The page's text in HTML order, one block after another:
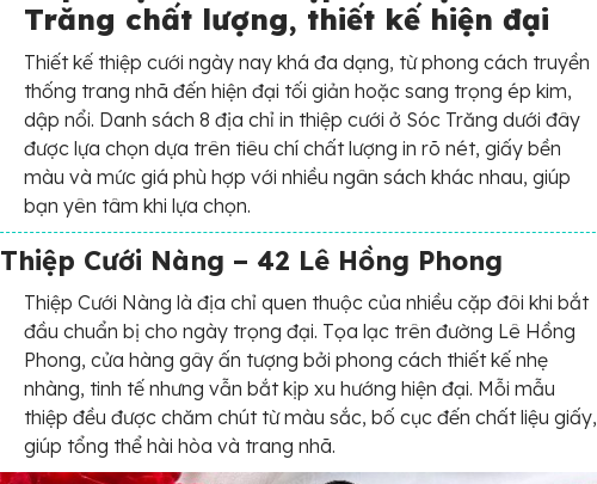
Trăng chất lượng, thiết kế hiện đại
Thiết kế thiệp cưới ngày nay khá đa dạng, từ phong cách truyền
thống trang nhã đến hiện đại tối giản hoặc sang trọng ép kim,
dập nổi. Danh sách 8 địa chỉ in thiệp cưới ở Sóc Trăng dưới đây
được lựa chọn dựa trên tiêu chí chất lượng in rõ nét, giấy bền
màu và mức giá phù hợp với nhiều ngân sách khác nhau, giúp
bạn yên tâm khi lựa chọn.
Thiệp Cưới Nàng – 42 Lê Hồng Phong
Thiệp Cưới Nàng là địa chỉ quen thuộc của nhiều cặp đôi khi bắt
đầu chuẩn bị cho ngày trọng đại. Tọa lạc trên đường Lê Hồng
Phong, cửa hàng gây ấn tượng bởi phong cách thiết kế nhẹ
nhàng, tinh tế nhưng vẫn bắt kịp xu hướng hiện đại. Mỗi mẫu
thiệp đều được chăm chút từ màu sắc, bố cục đến chất liệu giấy,
giúp tổng thể hài hòa và trang nhã.